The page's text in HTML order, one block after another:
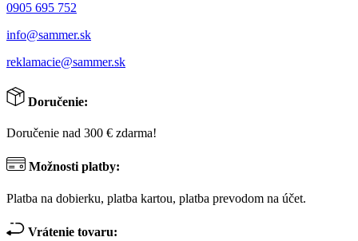
0905 695 752
info@sammer.sk
reklamacie@sammer.sk
Doručenie:
Doručenie nad 300 € zdarma!
Možnosti platby:
Platba na dobierku, platba kartou, platba prevodom na účet.
Vrátenie tovaru: